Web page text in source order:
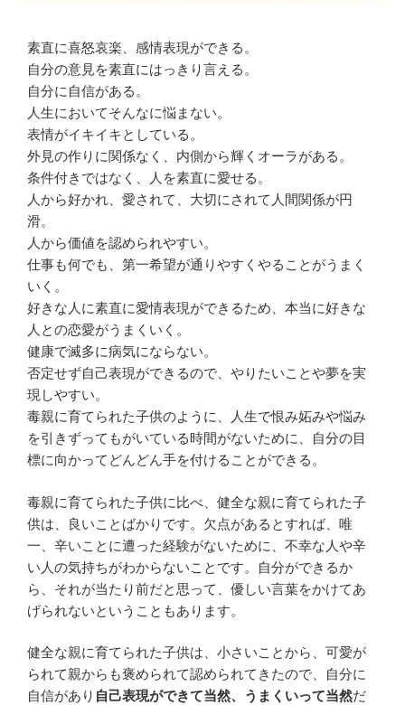
素直に喜怒哀楽、感情表現ができる。
自分の意見を素直にはっきり言える。
自分に自信がある。
人生においてそんなに悩まない。
表情がイキイキとしている。
外見の作りに関係なく、内側から輝くオーラがある。
条件付きではなく、人を素直に愛せる。
人から好かれ、愛されて、大切にされて人間関係が円
滑。
人から価値を認められやすい。
仕事も何でも、第一希望が通りやすくやることがうまく
いく。
好きな人に素直に愛情表現ができるため、本当に好きな
人との恋愛がうまくいく。
健康で滅多に病気にならない。
否定せず自己表現ができるので、やりたいことや夢を実
現しやすい。
毒親に育てられた子供のように、人生で恨み妬みや悩み
を引きずってもがいている時間がないために、自分の目
標に向かってどんどん手を付けることができる。
毒親に育てられた子供に比べ、健全な親に育てられた子
供は、良いことばかりです。欠点があるとすれば、唯
一、辛いことに遭った経験がないために、不幸な人や辛
い人の気持ちがわからないことです。自分ができるか
ら、それが当たり前だと思って、優しい言葉をかけてあ
げられないということもあります。
健全な親に育てられた子供は、小さいことから、可愛が
られて親からも褒められて認められてきたので、自分に
自信があり 自己表現ができて当然、うまくいって当然だ